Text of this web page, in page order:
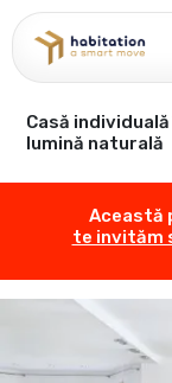
Casă
lumină naturală
Această
te invităm